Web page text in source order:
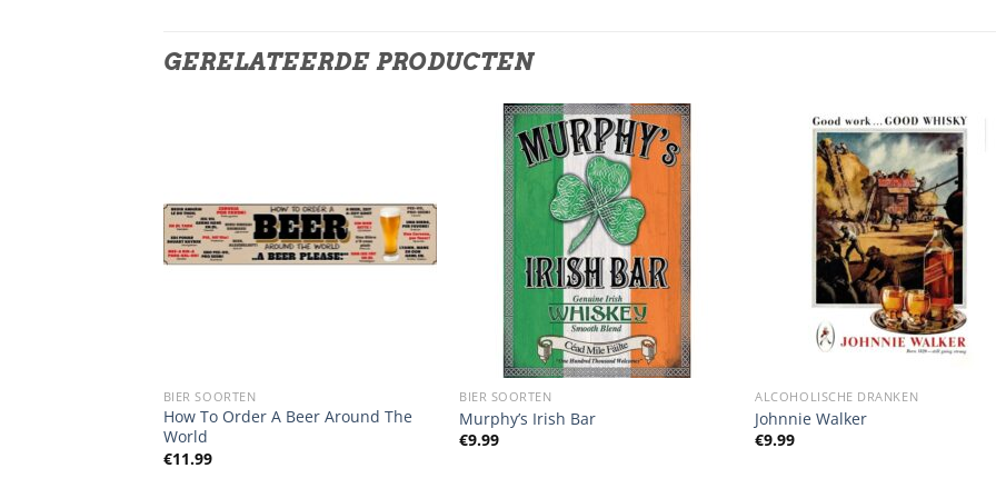
GERELATEERDE PRODUCTEN
BIER SOORTEN
How To Order A Beer Around The
World
€11.99
BIER SOORTEN
Murphy’s Irish Bar
€9.99
ALCOHOLISCHE DRANKEN
Johnnie Walker
€9.99